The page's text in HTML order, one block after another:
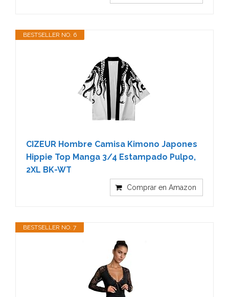
BESTSELLER NO. 6
CIZEUR Hombre Camisa Kimono Japones
Hippie Top Manga 3/4 Estampado Pulpo,
2XL BK-WT
Comprar en Amazon
BESTSELLER NO. 7